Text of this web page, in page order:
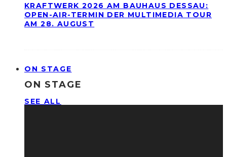
KRAFTWERK 2026 AM BAUHAUS DESSAU:
OPEN-AIR-TERMIN DER MULTIMEDIA TOUR
AM 28. AUGUST
ON STAGE
ON STAGE
SEE ALL